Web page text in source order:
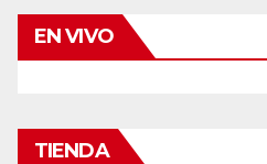
EN VIVO
TIENDA